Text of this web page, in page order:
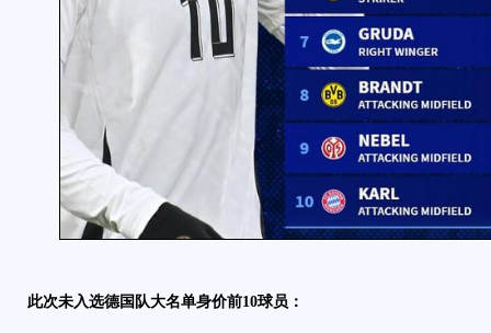
此次未入选德国队大名单身价前10球员：